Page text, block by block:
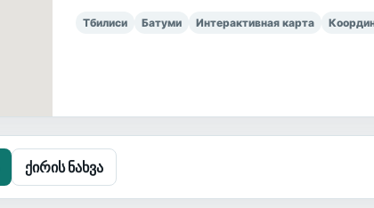
Тбилиси Батуми Интерактивная карта
ქირის ნახვა